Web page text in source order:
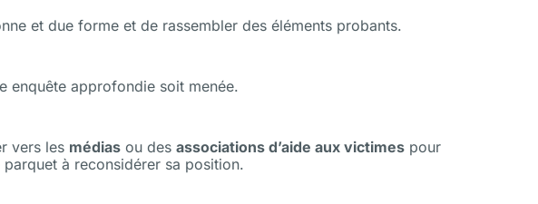
et due forme et de rassembler des éléments probants.
enquête approfondie soit menée.
vers les médias ou des associations d’aide aux victimes pour
à reconsidérer sa position.